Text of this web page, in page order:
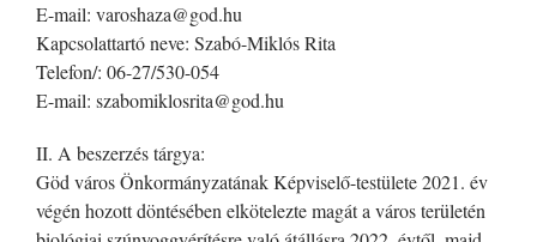
E-mail: varoshaza@god.hu
Kapcsolattartó neve: Szabó-Miklós Rita
Telefon/: 06-27/530-054
E-mail: szabomiklosrita@god.hu
II. A beszerzés tárgya:
Göd város Önkormányzatának Képviselő-testülete 2021. év
végén hozott döntésében elkötelezte magát a város területén